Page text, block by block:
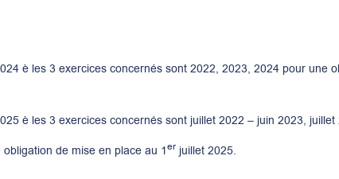
è les 3 exercices concernés sont 2022, 2023, 2024 pour une
è les 3 exercices concernés sont juillet 2022 – juin 2023,
de mise en place au 1erjuillet 2025.